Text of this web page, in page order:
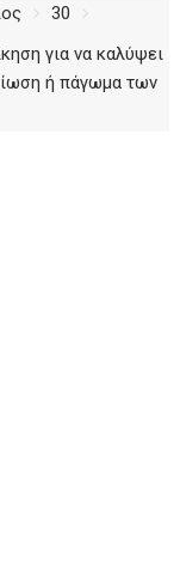
30
για να καλύψει
ή πάγωμα των